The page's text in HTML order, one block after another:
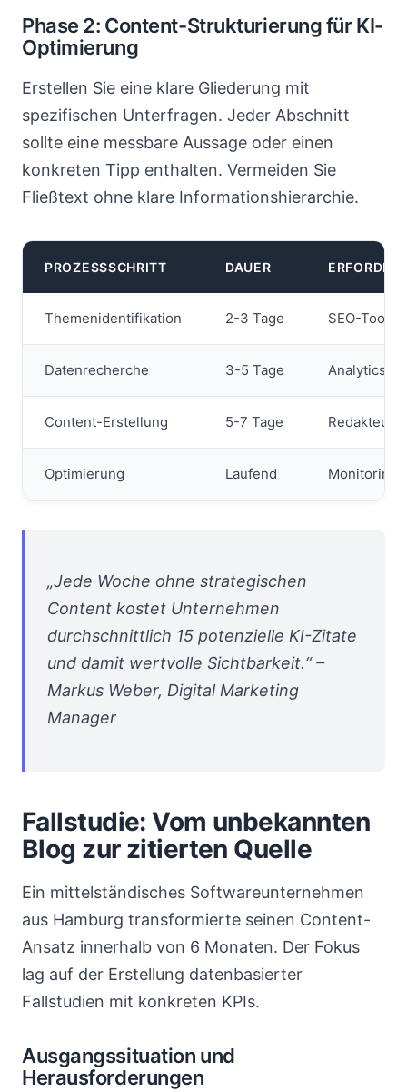
Phase 2: Content-Strukturierung für KI-
Optimierung
Erstellen Sie eine klare Gliederung mit
spezifischen Unterfragen. Jeder Abschnitt
sollte eine messbare Aussage oder einen
konkreten Tipp enthalten. Vermeiden Sie
Fließtext ohne klare Informationshierarchie.
PROZESSSCHRITT DAUER
Themenidentifikation 2-3 Tage SEO-Tools,
Datenrecherche 3-5 Tage Analytics,
Content-Erstellung 5-7 Tage
Optimierung Laufend Monitoring-
„Jede Woche ohne strategischen
Content kostet Unternehmen
durchschnittlich 15 potenzielle KI-Zitate
und damit wertvolle Sichtbarkeit.“ –
Markus Weber, Digital Marketing
Manager
Fallstudie: Vom unbekannten
Blog zur zitierten Quelle
Ein mittelständisches Softwareunternehmen
aus Hamburg transformierte seinen Content-
Ansatz innerhalb von 6 Monaten. Der Fokus
lag auf der Erstellung datenbasierter
Fallstudien mit konkreten KPIs.
Ausgangssituation und
Herausforderungen